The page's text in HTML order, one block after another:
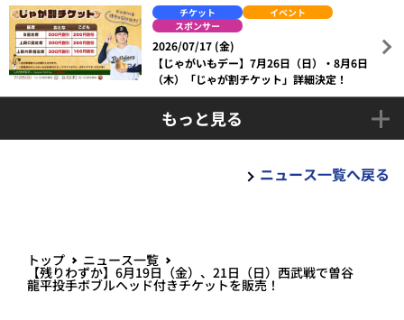
チケット
イベント
スポンサー
2026/07/17 (金)
【じゃがいもデー】7月26日（日）・8月6日
（木）「じゃが割チケット」詳細決定！
もっと見る
ニュース一覧へ戻る
トップ ニュース一覧
【残りわずか】6月19日（金）、21日（日）西武戦で曽谷
龍平投手ボブルヘッド付きチケットを販売！